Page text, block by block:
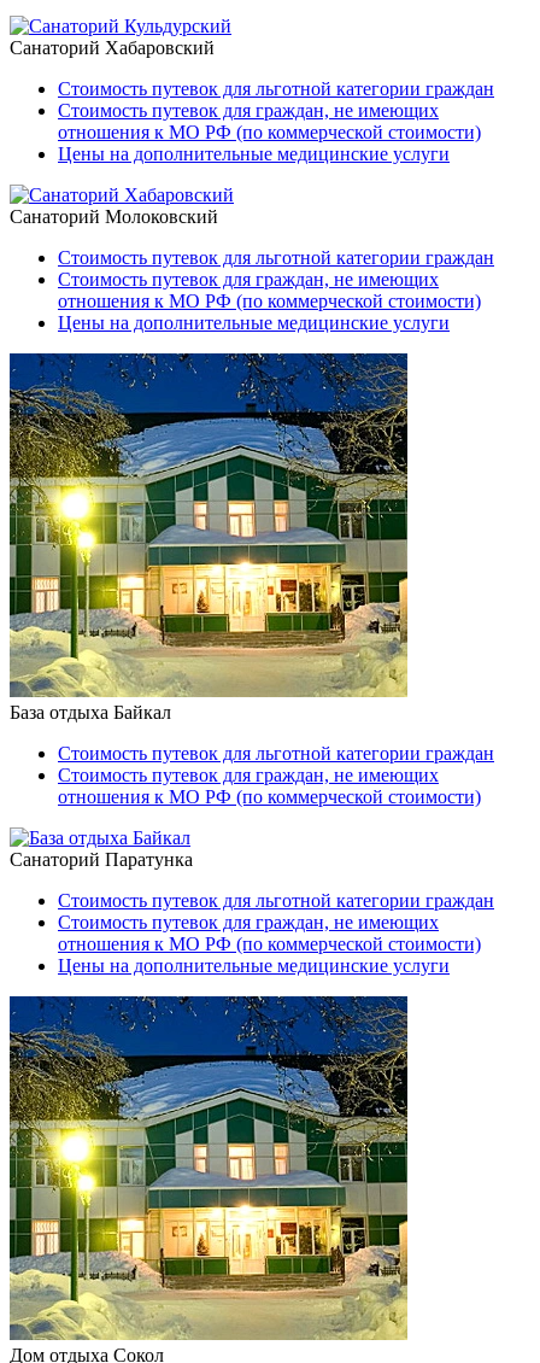
Санаторий Хабаровский
Стоимость путевок для льготной категории граждан
Стоимость путевок для граждан, не имеющих
отношения к МО РФ (по коммерческой стоимости)
Цены на дополнительные медицинские услуги
Санаторий Молоковский
Стоимость путевок для льготной категории граждан
Стоимость путевок для граждан, не имеющих
отношения к МО РФ (по коммерческой стоимости)
Цены на дополнительные медицинские услуги
База отдыха Байкал
Стоимость путевок для льготной категории граждан
Стоимость путевок для граждан, не имеющих
отношения к МО РФ (по коммерческой стоимости)
Санаторий Паратунка
Стоимость путевок для льготной категории граждан
Стоимость путевок для граждан, не имеющих
отношения к МО РФ (по коммерческой стоимости)
Цены на дополнительные медицинские услуги
Дом отдыха Сокол